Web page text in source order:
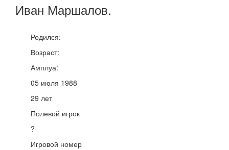
Иван Маршалов.
Родился:
Возраст:
Амплуа:
05 июля 1988
29 лет
Полевой игрок
?
Игровой номер